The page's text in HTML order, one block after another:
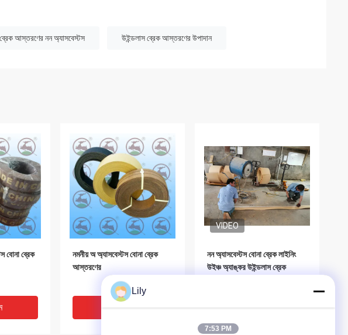
ব্রেক আস্তরণের নন অ্যাসবেস্টস উইন্ডলাস ব্রেক আস্তরণের উপাদান
বোনা ব্রেক
নমনীয় অ অ্যাসবেস্টস বোনা ব্রেক
আস্তরণের
ভালো দাম
VIDEO
নন অ্যাসবেস্টস বোনা ব্রেক লাইনিং
উইঞ্চ অ্যাঙ্কর উইন্ডলাস ব্রেক
ভালো দাম
Lily
7:53 PM